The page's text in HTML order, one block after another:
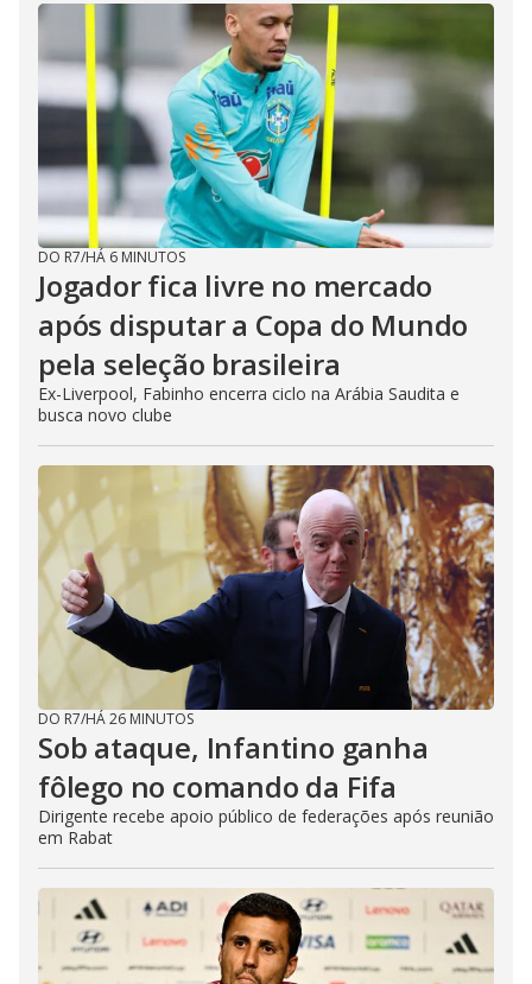
DO R7/HÁ 6 MINUTOS
Jogador fica livre no mercado
após disputar a Copa do Mundo
pela seleção brasileira
Ex-Liverpool, Fabinho encerra ciclo na Arábia Saudita e
busca novo clube
DO R7/HÁ 26 MINUTOS
Sob ataque, Infantino ganha
fôlego no comando da Fifa
Dirigente recebe apoio público de federações após reunião
em Rabat